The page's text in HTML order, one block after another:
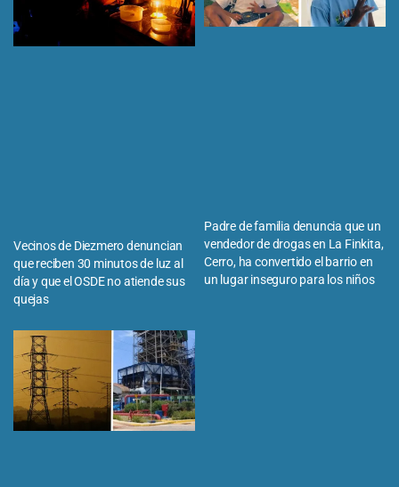
Vecinos de Diezmero denuncian
que reciben 30 minutos de luz al
día y que el OSDE no atiende sus
quejas
Padre de familia denuncia que un
vendedor de drogas en La Finkita,
Cerro, ha convertido el barrio en
un lugar inseguro para los niños